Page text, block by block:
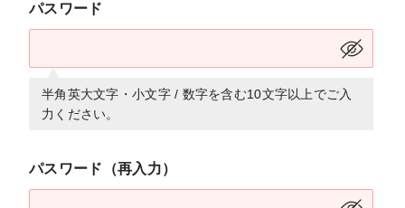
パスワード
半角英大文字・小文字 / 数字を含む10文字以上でご入
力ください。
パスワード（再入力）